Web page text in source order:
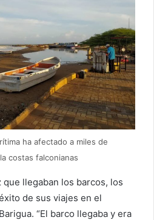
ha afectado a miles de
costas falconianas
que llegaban los barcos, los
de sus viajes en el
“El barco llegaba y era